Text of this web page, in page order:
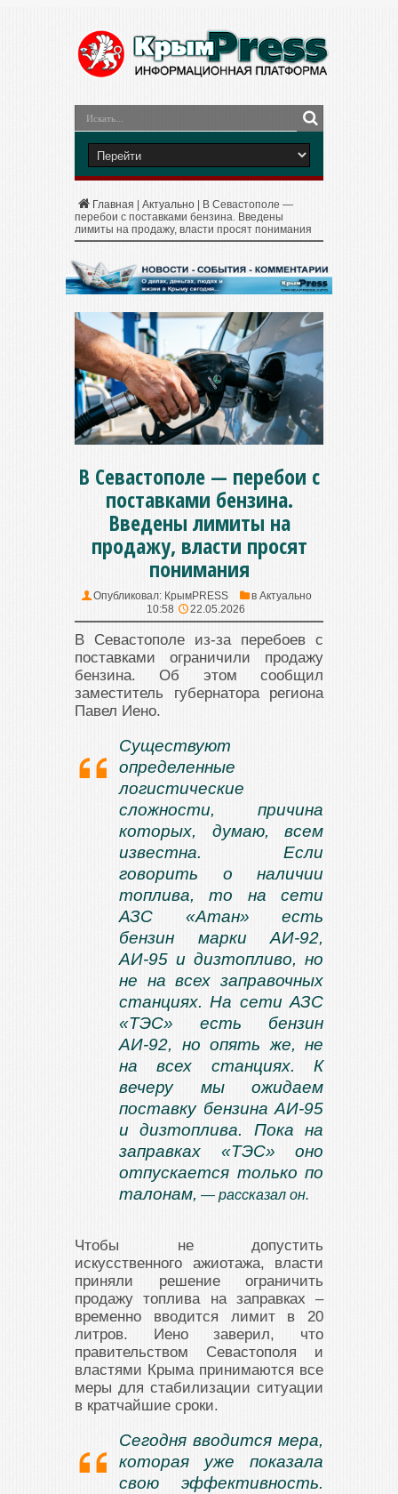
Главная Актуально
В Севастополе —
перебои с поставками бензина. Введены
лимиты на продажу, власти просят понимания
В Севастополе — перебои с
поставками бензина.
Введены лимиты на
продажу, власти просят
понимания
Опубликовал: КрымPRESS в Актуально
10:58
22.05.2026
В Севастополе из-за перебоев с
поставками ограничили продажу
бензина. Об этом сообщил
заместитель губернатора региона
Павел Иено.
Существуют
определенные
логистические
сложности, причина
которых, думаю, всем
известна. Если
говорить о наличии
топлива, то на сети
АЗС «Атан» есть
бензин марки АИ-92,
АИ-95 и дизтопливо, но
не на всех заправочных
станциях. На сети АЗС
«ТЭС» есть бензин
АИ-92, но опять же, не
на всех станциях. К
вечеру мы ожидаем
поставку бензина АИ-95
и дизтоплива. Пока на
заправках «ТЭС» оно
отпускается только по
талонам, — рассказал он.
Чтобы не допустить
искусственного ажиотажа, власти
приняли решение ограничить
продажу топлива на заправках –
временно вводится лимит в 20
литров. Иено заверил, что
правительством Севастополя и
властями Крыма принимаются все
меры для стабилизации ситуации
в кратчайшие сроки.
Сегодня вводится мера,
которая уже показала
свою эффективность.